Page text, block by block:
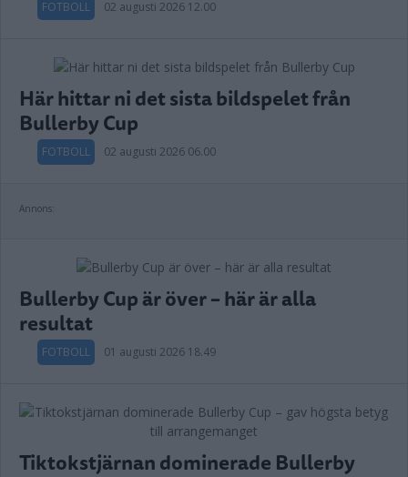
FOTBOLL 02 augusti 2026 12.00
Här hittar ni det sista bildspelet från
Bullerby Cup
FOTBOLL 02 augusti 2026 06.00
Annons:
Bullerby Cup är över – här är alla
resultat
FOTBOLL 01 augusti 2026 18.49
Tiktokstjärnan dominerade Bullerby